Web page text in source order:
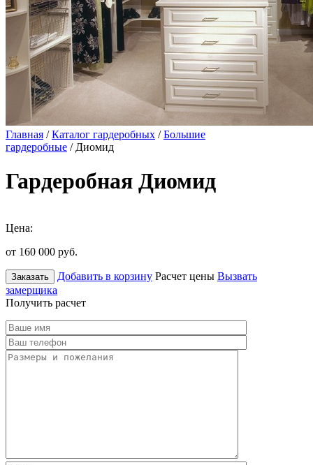
Главная /Каталог гардеробных /Большие
гардеробные / Диомид
Гардеробная Диомид
Цена:
от 160 000 руб.
Заказать Добавить в корзину Расчет цены Вызвать
замерщика
Получить расчет